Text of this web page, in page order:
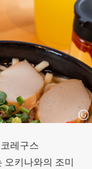
레구스
오키나와의 조미